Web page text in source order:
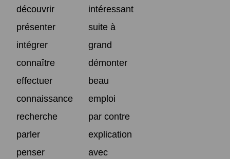
découvrir
intéressant
présenter
suite à
intégrer
grand
connaître
démonter
effectuer
beau
connaissance
emploi
recherche
par contre
parler
explication
penser
avec